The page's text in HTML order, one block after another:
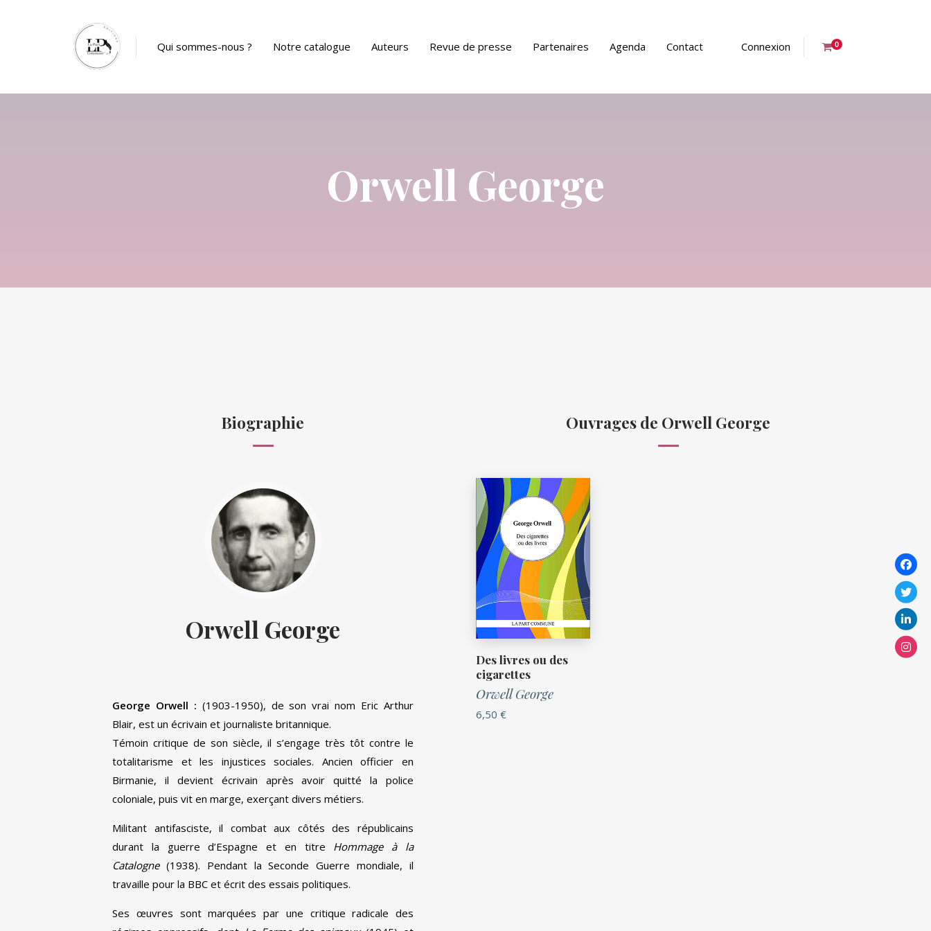
Qui sommes-nous ? Notre catalogue Auteurs Revue de presse Partenaires Agenda Contact Connexion 0
Orwell George
Biographie
Orwell George
George Orwell : (1903-1950), de son vrai nom Eric Arthur
Blair, est un écrivain et journaliste britannique.
Témoin critique de son siècle, il s’engage très tôt contre le
totalitarisme et les injustices sociales. Ancien officier en
Birmanie, il devient écrivain après avoir quitté la police
coloniale, puis vit en marge, exerçant divers métiers.
Militant antifasciste, il combat aux côtés des républicains
durant la guerre d’Espagne et en titre Hommage à la
Catalogne (1938). Pendant la Seconde Guerre mondiale, il
travaille pour la BBC et écrit des essais politiques.
Ses œuvres sont marquées par une critique radicale des
Ouvrages de Orwell George
Des livres ou des
cigarettes
Orwell George
6,50 €